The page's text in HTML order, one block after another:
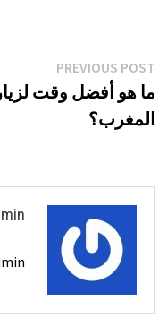
تصفّح
المقالات
PREVIOUS POST
Previous
post:ما هو أفضل وقت
المغرب؟
→